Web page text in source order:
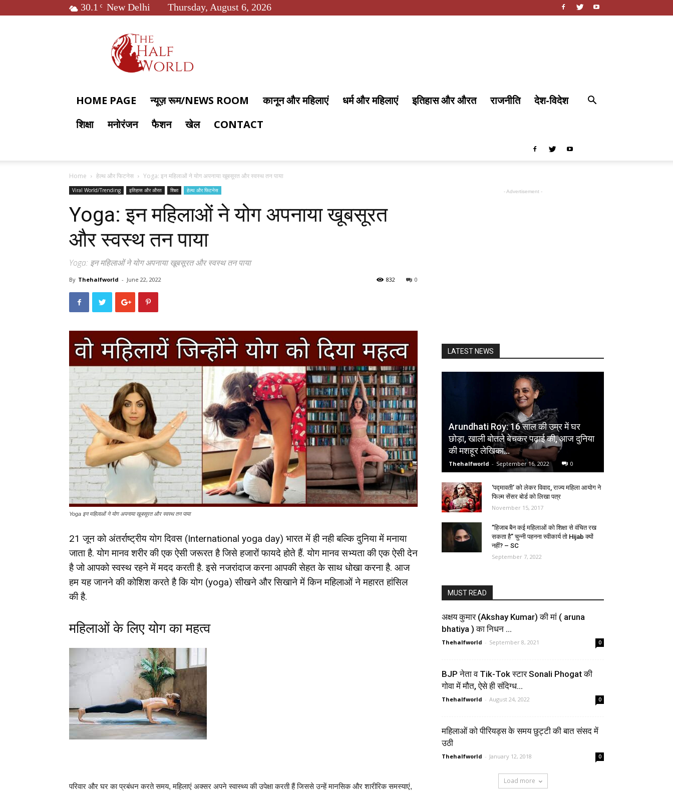
30.1 C New Delhi Thursday, August 6, 2026
World
HOME PAGE न्यूज़ रूम/NEWS ROOM कानून और महिलाएं धर्म और महिलाएं इतिहास और औरत राजनीति
देश-विदेश
शिक्षा
मनोरंजन फैशन खेल CONTACT
Home हेल्थ और फिटनेस Yoga: इन महिलाओं ने योग अपनाया खूबसूरत और स्वस्थ तन पाया
Viral World/Trending इतिहास और औरत शिक्षा हेल्थ और फिटनेस
Yoga: इन महिलाओं ने योग अपनाया खूबसूरत
और स्वस्थ तन पाया
Yoga: इन महिलाओं ने योग अपनाया खूबसूरत और स्वस्थ तन पाया
By Thehalfworld - June 22, 2022 0
832
Yoga इन महिलाओं ने योग अपनाया खूबसूरत और स्वस्थ तन पाया
21 जून को अंतर्राष्ट्रीय योग दिवस (International yoga day) भारत में ही नही बल्कि दुनिया में मनाया
जाता है. योग मानव शरीर की एक ऐसी जरूरत है जिसे हजारों फायदे होते हैं. योग मानव सभ्यता की एक ऐसी देन
है जो आपको स्वस्थ रहने में मदद करती है. इसे नजरांदाज करना आपकी सेहत के साथ धोखा करना है. आज
हम यह जानने की कोशिश करते है कि योग (yoga) सीखने और सिखाने में किन महिलाओं ने महारत हांसिल
की है.
महिलाओं के लिए योग का महत्व
परिवार और घर का प्रबंधन करते समय, महिलाएं अक्सर अपने स्वास्थ्य की उपेक्षा करती हैं जिससे उन्हें मानसिक और शारीरिक समस्याएं,
- Advertisement -
LATEST NEWS
Arundhati Roy: 16 साल की उम्र में घर
छोड़ा, खाली बोतले बेचकर पढ़ाई की, आज दुनिया
की मशहूर लेखिका…
Thehalfworld - September 16, 2022 0
‘पद्मावती’ को लेकर विवाद, राज्य महिला आयोग ने
फिल्म सेंसर बोर्ड को लिखा पत्र
November 15, 2017
”हिजाब बैन कई महिलाओं को शिक्षा से वंचित रख
सकता है” चुन्नी पहनना स्वीकार्य तो Hijab क्यों
नहीं? – SC
September 7, 2022
MUST READ
अक्षय कुमार (Akshay Kumar) की मां ( aruna
bhatiya ) का निधन …
Thehalfworld - September 8, 2021 0
BJP नेता व Tik-Tok स्टार Sonali Phogat की
गोवा में मौत, ऐसे ही संदिग्ध...
Thehalfworld - August 24, 2022 0
महिलाओं को पीरियड्स के समय छुट्टी की बात संसद में
उठी
Thehalfworld - January 12, 2018 0
Load more